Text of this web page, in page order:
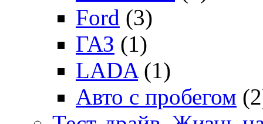
Ford (3)
ГАЗ (1)
LADA (1)
Авто с пробегом